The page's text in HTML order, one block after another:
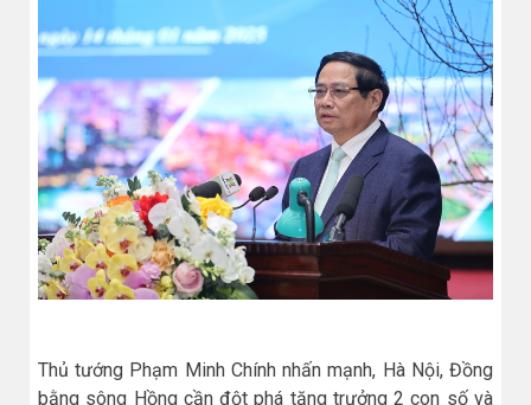
Thủ tướng Phạm Minh Chính nhấn mạnh, Hà Nội, Đồng
bằng sông Hồng cần đột phá tăng trưởng 2 con số và